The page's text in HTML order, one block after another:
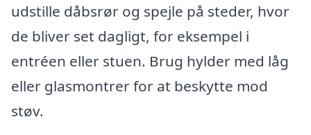
udstille dåbsrør og spejle på steder, hvor
de bliver set dagligt, for eksempel i
entréen eller stuen. Brug hylder med låg
eller glasmontrer for at beskytte mod
støv.